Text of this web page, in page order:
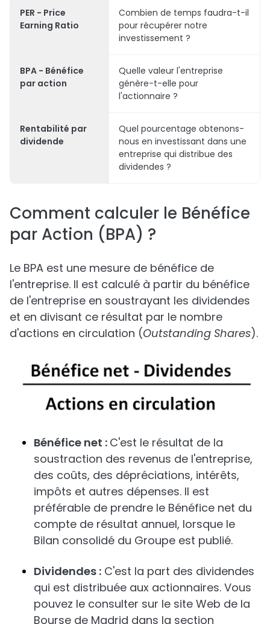
PER - Price
Earning Ratio
Combien de temps faudra-t-il
pour récupérer notre
investissement ?
BPA - Bénéfice
par action
Quelle valeur l'entreprise
génère-t-elle pour
l'actionnaire ?
Rentabilité par
dividende
Quel pourcentage obtenons-
nous en investissant dans une
entreprise qui distribue des
dividendes ?
Comment calculer le Bénéfice
par Action (BPA) ?
Le BPA est une mesure de bénéfice de
l'entreprise. Il est calculé à partir du bénéfice
de l'entreprise en soustrayant les dividendes
et en divisant ce résultat par le nombre
d'actions en circulation (Outstanding Shares).
Bénéfice net : C'est le résultat de la
soustraction des revenus de l'entreprise,
des coûts, des dépréciations, intérêts,
impôts et autres dépenses. Il est
préférable de prendre le Bénéfice net du
compte de résultat annuel, lorsque le
Bilan consolidé du Groupe est publié.
Dividendes : C'est la part des dividendes
qui est distribuée aux actionnaires. Vous
pouvez le consulter sur le site Web de la
Bourse de Madrid dans la section